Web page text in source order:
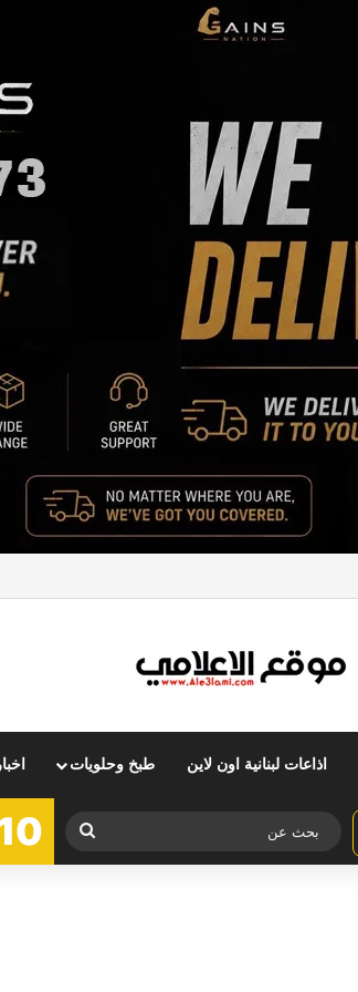
اذاعات لبنانية اون لاين طبخ وحلويات
بحث
عن